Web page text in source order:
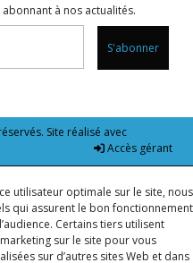
à nos actualités.
S'abonner
Site réalisé avec
Accès gérant
utilisateur optimale sur le site, nous
qui assurent le bon fonctionnement
Certains tiers utilisent
sur le site pour vous
sur d’autres sites Web et dans